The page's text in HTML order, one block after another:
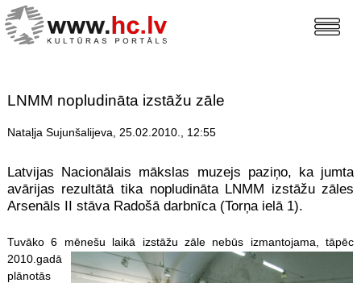
LNMM nopludināta izstāžu zāle
Nataļja Sujunšalijeva, 25.02.2010., 12:55
Latvijas Nacionālais mākslas muzejs paziņo, ka jumta
avārijas rezultātā tika nopludināta LNMM izstāžu zāles
Arsenāls II stāva Radošā darbnīca (Torņa ielā 1).
Tuvāko 6 mēnešu laikā izstāžu zāle nebūs izmantojama, tāpēc
2010.gadā
plānotās